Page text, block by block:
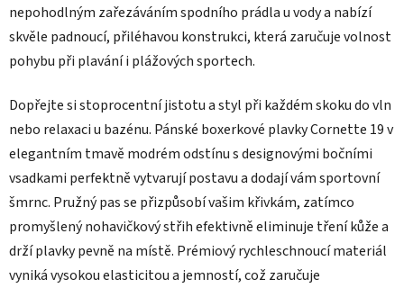
nepohodlným zařezáváním spodního prádla u vody a nabízí
skvěle padnoucí, přiléhavou konstrukci, která zaručuje volnost
pohybu při plavání i plážových sportech.
Dopřejte si stoprocentní jistotu a styl při každém skoku do vln
nebo relaxaci u bazénu. Pánské boxerkové plavky Cornette 19 v
elegantním tmavě modrém odstínu s designovými bočními
vsadkami perfektně vytvarují postavu a dodají vám sportovní
šmrnc. Pružný pas se přizpůsobí vašim křivkám, zatímco
promyšlený nohavičkový střih efektivně eliminuje tření kůže a
drží plavky pevně na místě. Prémiový rychleschnoucí materiál
vyniká vysokou elasticitou a jemností, což zaručuje